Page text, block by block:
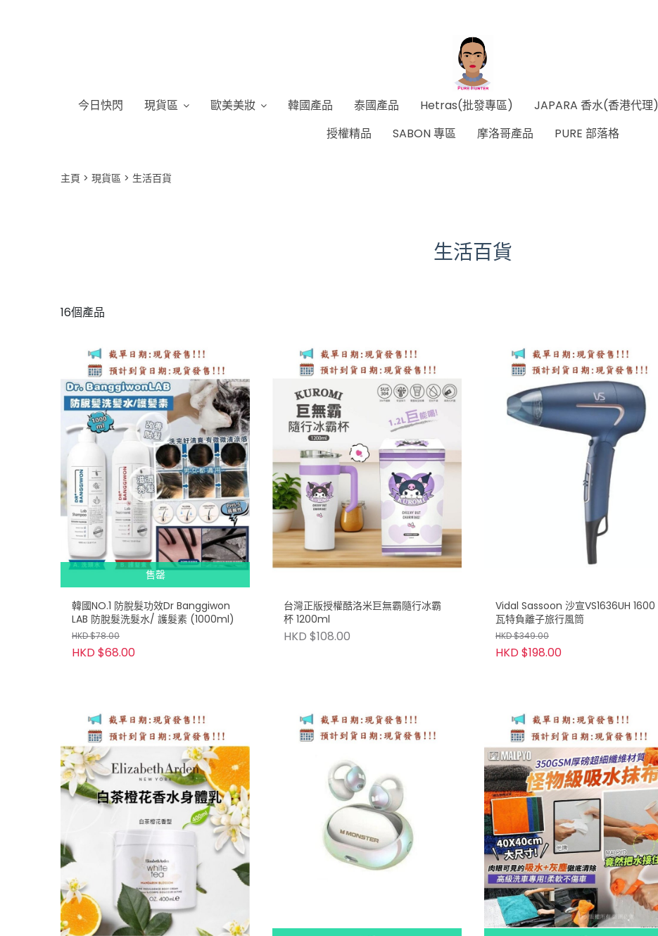
今日快閃 現貨區 歐美美妝 韓國產品 泰國產品 Hetras(批發專區) JAPARA 香水(香港代理)
授權精品
SABON 專區 摩洛哥產品 PURE 部落格
主頁 現貨區 生活百貨
生活百貨
16個產品
售罄
韓國NO.1 防脫髮功效Dr Banggiwon
LAB 防脫髮洗髮水/ 護髮素 (1000ml)
HKD $78.00
HKD $68.00
台灣正版授權酷洛米巨無霸隨行冰霸
杯 1200ml
HKD $108.00
Vidal Sassoon 沙宣VS1636UH 1600
瓦特負離子旅行風筒
HKD $349.00
HKD $198.00